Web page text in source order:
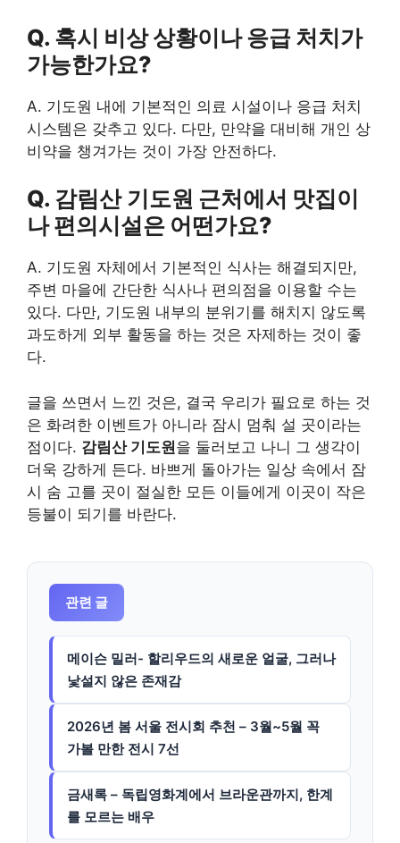
Q. 혹시 비상 상황이나 응급 처치가
가능한가요?
A. 기도원 내에 기본적인 의료 시설이나 응급 처치
시스템은 갖추고 있다. 다만, 만약을 대비해 개인 상
비약을 챙겨가는 것이 가장 안전하다.
Q. 감림산 기도원 근처에서 맛집이
나 편의시설은 어떤가요?
A. 기도원 자체에서 기본적인 식사는 해결되지만,
주변 마을에 간단한 식사나 편의점을 이용할 수는
있다. 다만, 기도원 내부의 분위기를 해치지 않도록
과도하게 외부 활동을 하는 것은 자제하는 것이 좋
다.
글을 쓰면서 느낀 것은, 결국 우리가 필요로 하는 것
은 화려한 이벤트가 아니라 잠시 멈춰 설 곳이라는
점이다. 감림산 기도원을 둘러보고 나니 그 생각이
더욱 강하게 든다. 바쁘게 돌아가는 일상 속에서 잠
시 숨 고를 곳이 절실한 모든 이들에게 이곳이 작은
등불이 되기를 바란다.
관련 글
메이슨 밀러- 할리우드의 새로운 얼굴, 그러나
낯설지 않은 존재감
2026년 봄 서울 전시회 추천 – 3월~5월 꼭
가볼 만한 전시 7선
금새록 – 독립영화계에서 브라운관까지, 한계
를 모르는 배우